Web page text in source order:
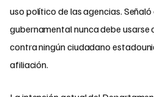
uso político de las agencias.
gubernamental nunca debe
contra ningún ciudadano
afiliación.